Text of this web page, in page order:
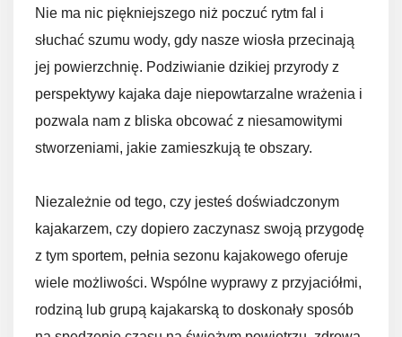
Nie ma nic piękniejszego niż poczuć rytm fal i
słuchać szumu wody, gdy nasze wiosła przecinają
jej powierzchnię. Podziwianie dzikiej przyrody z
perspektywy kajaka daje niepowtarzalne wrażenia i
pozwala nam z bliska obcować z niesamowitymi
stworzeniami, jakie zamieszkują te obszary.
Niezależnie od tego, czy jesteś doświadczonym
kajakarzem, czy dopiero zaczynasz swoją przygodę
z tym sportem, pełnia sezonu kajakowego oferuje
wiele możliwości. Wspólne wyprawy z przyjaciółmi,
rodziną lub grupą kajakarską to doskonały sposób